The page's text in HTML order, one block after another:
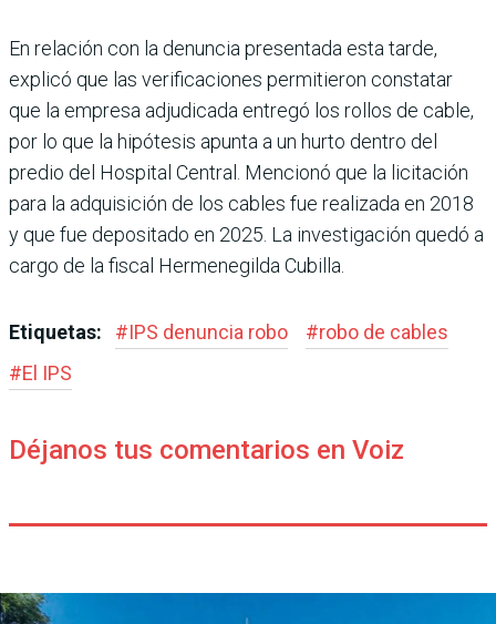
En relación con la denuncia presentada esta tarde,
explicó que las verificaciones per­mitieron constatar
que la empresa adjudicada entregó los rollos de cable,
por lo que la hipótesis apunta a un hurto dentro del
predio del Hospi­tal Central. Mencionó que la licitación
para la adquisición de los cables fue realizada en 2018
y que fue depositado en 2025. La investigación quedó a
cargo de la fiscal Hermene­gilda Cubilla.
Etiquetas: #IPS denuncia robo #robo de cables
#El IPS
Déjanos tus comentarios en Voiz